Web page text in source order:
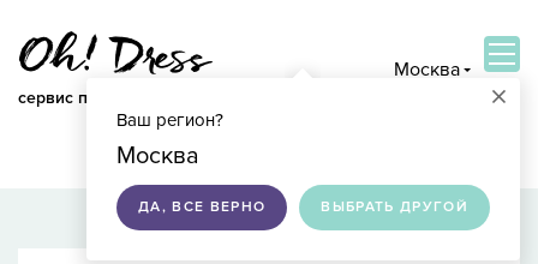
сервис по подбору свадебных платьев
Москва
×
Ваш регион?
Москва
ДА, ВСЕ ВЕРНО ВЫБРАТЬ ДРУГОЙ